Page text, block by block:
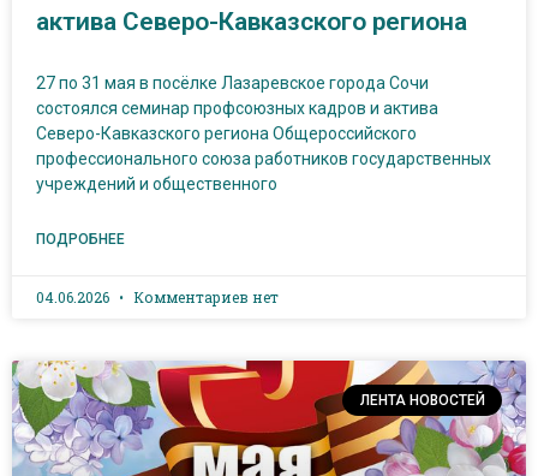
актива Северо-Кавказского региона
27 по 31 мая в посёлке Лазаревское города Сочи
состоялся семинар профсоюзных кадров и актива
Северо-Кавказского региона Общероссийского
профессионального союза работников государственных
учреждений и общественного
ПОДРОБНЕЕ
04.06.2026 Комментариев нет
ЛЕНТА НОВОСТЕЙ